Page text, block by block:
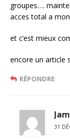
groupes….
acces total a
et c’est mieux
encore un article
RÉPONDRE
31